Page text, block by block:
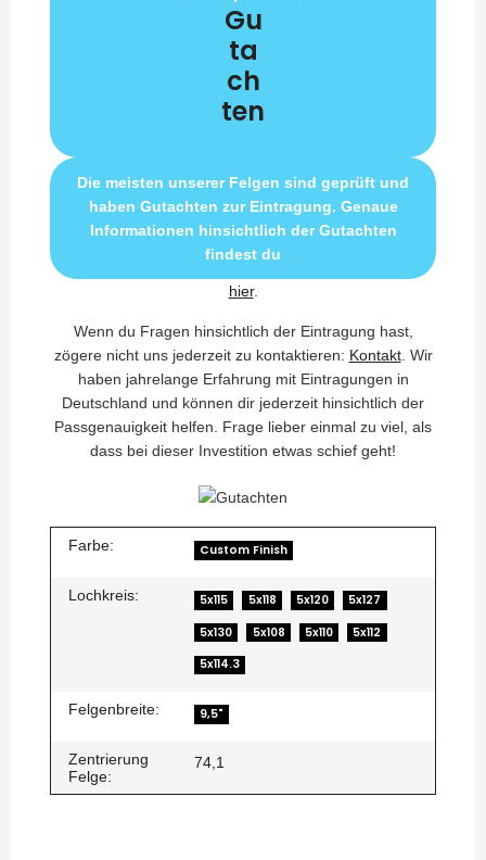
Gu
ta
ch
ten
Die meisten unserer Felgen sind geprüft und
haben Gutachten zur Eintragung. Genaue
Informationen hinsichtlich der Gutachten
findest du
hier.
Wenn du Fragen hinsichtlich der Eintragung hast,
zögere nicht uns jederzeit zu kontaktieren: Kontakt. Wir
haben jahrelange Erfahrung mit Eintragungen in
Deutschland und können dir jederzeit hinsichtlich der
Passgenauigkeit helfen. Frage lieber einmal zu viel, als
dass bei dieser Investition etwas schief geht!
Farbe: Custom Finish
Lochkreis: 5x115 5x118 5x120
5x127
5x130
5x108 5x110
5x112
5x114.3
Felgenbreite: 9,5"
Zentrierung
Felge:
74,1